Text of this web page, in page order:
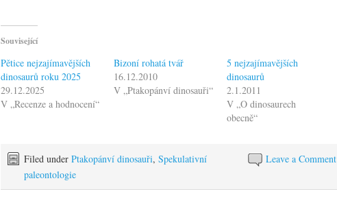
Související
Pětice nejzajímavějších
dinosaurů roku 2025
29.12.2025
V „Recenze a hodnocení“
Bizoní rohatá tvář
16.12.2010
V „Ptakopánví dinosauři“
5 nejzajímavějších
dinosaurů
2.1.2011
V „O dinosaurech
obecně“
Leave a Comment
Filed under Ptakopánví dinosauři, Spekulativní
paleontologie